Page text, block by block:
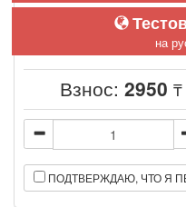
на
Взнос: 2950
ПОДТВЕРЖДАЮ, ЧТО Я